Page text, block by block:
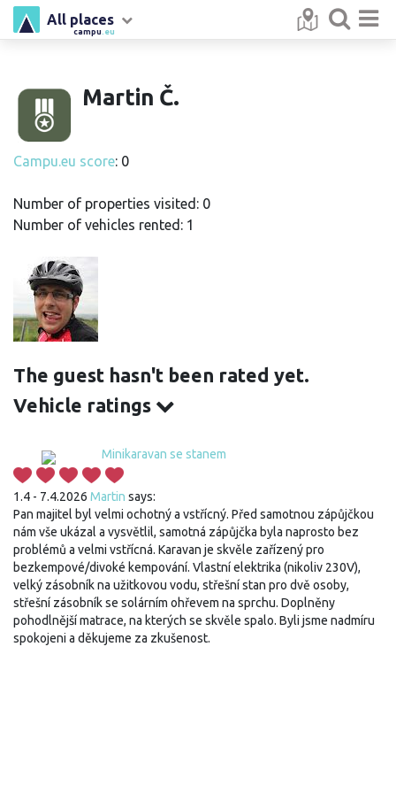
campu .eu
All places
Martin Č.
Campu.eu score: 0
Number of properties visited: 0
Number of vehicles rented: 1
The guest hasn't been rated yet.
Vehicle ratings
Minikaravan se stanem
1.4 - 7.4.2026 Martin says:
Pan majitel byl velmi ochotný a vstřícný. Před samotnou zápůjčkou
nám vše ukázal a vysvětlil, samotná zápůjčka byla naprosto bez
problémů a velmi vstřícná. Karavan je skvěle zařízený pro
bezkempové/divoké kempování. Vlastní elektrika (nikoliv 230V),
velký zásobník na užitkovou vodu, střešní stan pro dvě osoby,
střešní zásobník se solárním ohřevem na sprchu. Doplněny
pohodlnější matrace, na kterých se skvěle spalo. Byli jsme nadmíru
spokojeni a děkujeme za zkušenost.